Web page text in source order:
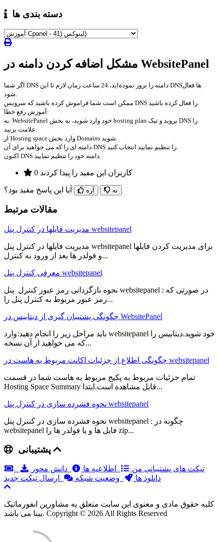
دسته بندی ها
مشکل اضافه کردن دامنه در WebsitePanel
اگر شما DNS دامنه را بروز نموده‌اید، 24 ساعت زمان لازم تا این DNSها فعال
آموزش رفع خطا:
به WebsitePanel خود وارد شوید، به بخش hosting plan بروید و تیک DNS را
0 کاربران این مفید را پیدا کردند
آره نه
مقالات مرتبط
مدیریت فایلها در کنترل پنل websitepanel
مدیریت فایلها در کنترل پنل websitepanel برای مدیریت کردن فایلها
و فولدر ها بعد از ورود به کنترل...
معرفی کنترل پنل websitepanel
نحوه بازگردانی رمز عبور کنترل پنل websitepanel : در صورتی که
رمز عبور مربوط به کنترل پنل را...
چگونگی پشتیبان گیری از دیتابیس در WebsitePanel
باید مراحل زیر را انجام دهید:وارد websitepanel خود شوید.دیتابیس را
که می خواهید از آن نسخه...
چگونگی اطلاع از جزئیات اکانت مربوط به هاست در websitepanel
تمام جزئیات مربوط به پکیج مربوط به هاست شما در قسمت
Hosting Space Summary قابل مشاهده است.ابتدا...
نحوه فشرده سازی در کنترل پنل websitepanel
نحوه فشرده سازی در کنترل پنل websitepanel : چگونه در
websitepanel فایل ها و یا فولدر ها را zip...
تیکت های پشتیبانی من اطلاعیه ها
دانش محور
دانلود ها
وضعیت شبکه ارسال تیکت جدید
کلیه حقوق مادی و معنوی این سایت متعلق به مشاورین انفورماتیک
بینا می باشد. Copyright © 2026 All Rights Reserved